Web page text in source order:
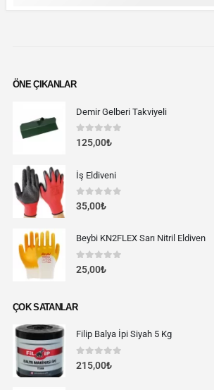
ÖNE ÇIKANLAR
Demir Gelberi Takviyeli
0out of 5
125,00₺
İş Eldiveni
0out of 5
35,00₺
Beybi KN2FLEX Sarı Nitril Eldiven
0out of 5
25,00₺
ÇOK SATANLAR
Filip Balya İpi Siyah 5 Kg
0out of 5
215,00₺